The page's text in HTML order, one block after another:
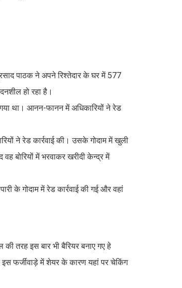
पाठक ने अपने रिश्तेदार के घर में 577
हो रहा है।
गया था। आनन-फानन में अधिकारियों ने रेड
ने रेड कार्रवाई की। उसके गोदाम में खुली
बोरियों में भरवाकर खरीदी केन्द्र में
के गोदाम में रेड कार्रवाई की गई और वहां
तरह इस बार भी बैरियर बनाए गए हे
फर्जीवाड़े में शेयर के कारण यहां पर चेकिंग